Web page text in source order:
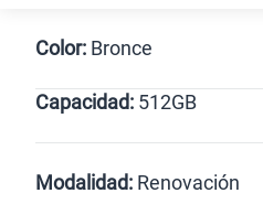
Color: Bronce
Capacidad: 512GB
512GB
Modalidad: Renovación